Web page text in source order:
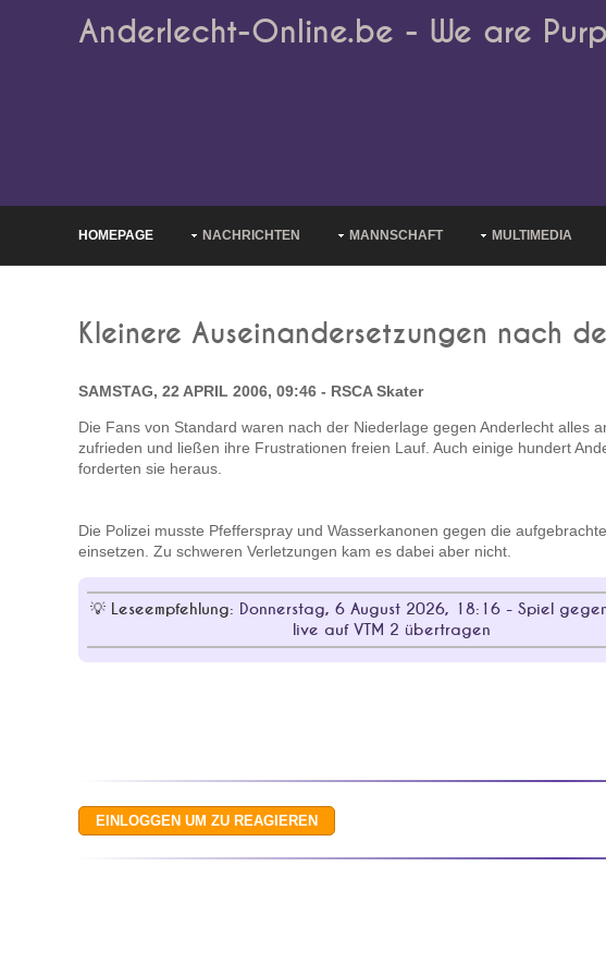
Anderlecht-Online.be - We are
HOMEPAGE NACHRICHTEN MANNSCHAFT MULTIMEDIA
Kleinere Auseinandersetzungen nach
SAMSTAG, 22 APRIL 2006, 09:46 - RSCA Skater
Die Fans von Standard waren nach der Niederlage gegen Anderlecht alles
zufrieden und ließen ihre Frustrationen freien Lauf. Auch einige hundert
forderten sie heraus.
Die Polizei musste Pfefferspray und Wasserkanonen gegen die
einsetzen. Zu schweren Verletzungen kam es dabei aber nicht.
Leseempfehlung: Donnerstag, 6 August 2026, 18:16 - Spiel
live auf VTM 2 übertragen